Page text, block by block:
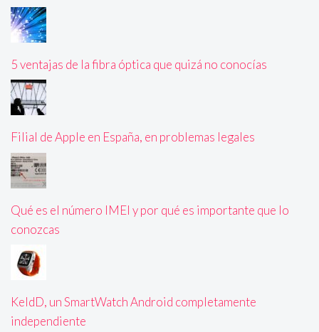
5 ventajas de la fibra óptica que quizá no conocías
Filial de Apple en España, en problemas legales
Qué es el número IMEI y por qué es importante que lo
conozcas
KeldD, un SmartWatch Android completamente
independiente